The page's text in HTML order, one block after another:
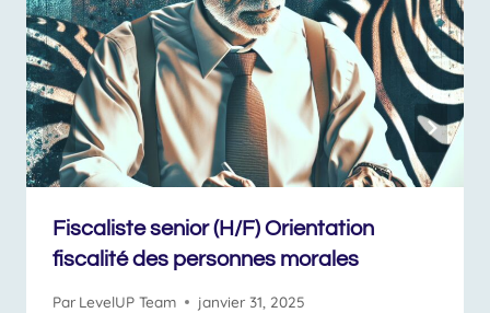
Fiscaliste senior (H/F) Orientation
fiscalité des personnes morales
Par LevelUP Team janvier 31, 2025